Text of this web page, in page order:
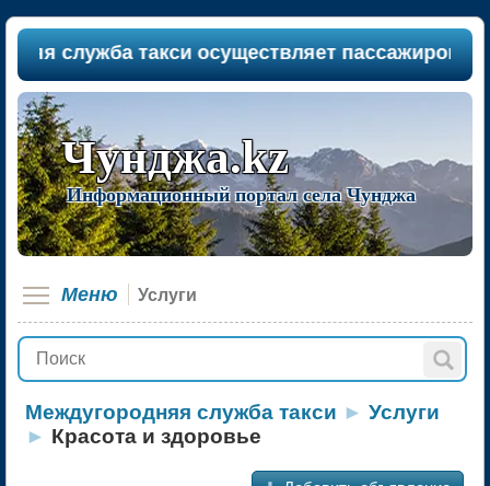
служба такси осуществляет
Чунджа.kz
Информационный портал села Чунджа
Меню Услуги
Междугородняя служба такси ► Услуги
► Красота и здоровье